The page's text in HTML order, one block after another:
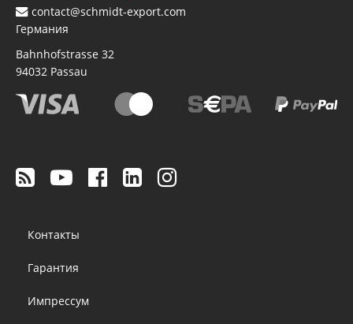
contact@schmidt-export.com
Германия
Bahnhofstrasse 32
94032 Passau
menu
Контакты
Гарантия
Импрессум